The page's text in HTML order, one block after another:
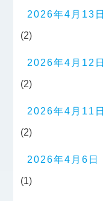
2026年4月13日
(2)
2026年4月12日
(2)
2026年4月11日
(2)
2026年4月6日
(1)